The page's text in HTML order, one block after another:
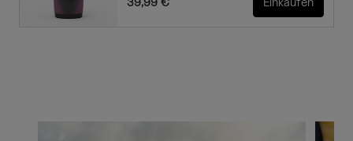
39,99 €
Einkaufen